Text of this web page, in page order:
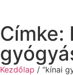
Címke:
Kezdőlap / “kínai